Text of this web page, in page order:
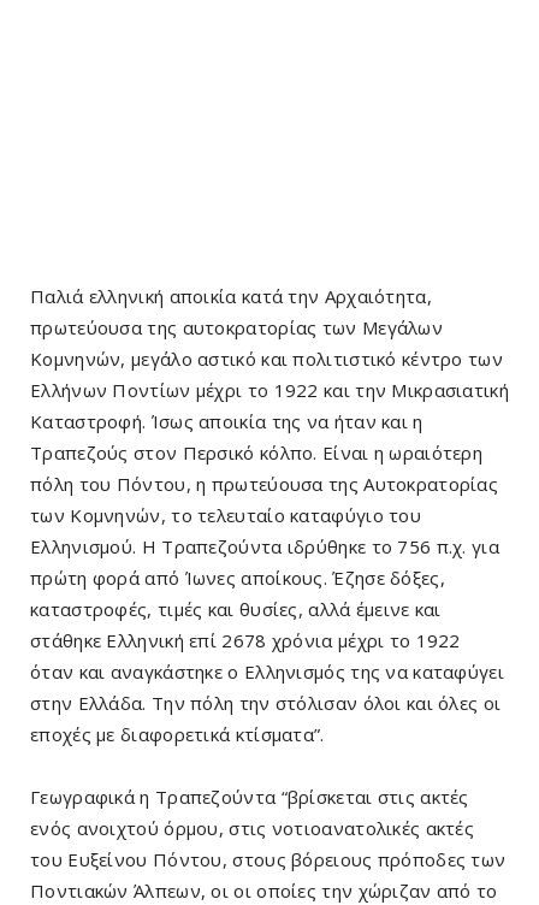
Παλιά ελληνική αποικία κατά την Αρχαιότητα,
πρωτεύουσα της αυτοκρατορίας των Μεγάλων
Κομνηνών, μεγάλο αστικό και πολιτιστικό κέντρο των
Ελλήνων Ποντίων μέχρι το 1922 και την Μικρασιατική
Καταστροφή. Ίσως αποικία της να ήταν και η
Τραπεζούς στον Περσικό κόλπο. Είναι η ωραιότερη
πόλη του Πόντου, η πρωτεύουσα της Αυτοκρατορίας
των Κομνηνών, το τελευταίο καταφύγιο του
Ελληνισμού. Η Τραπεζούντα ιδρύθηκε το 756 π.χ. για
πρώτη φορά από Ίωνες αποίκους. Έζησε δόξες,
καταστροφές, τιμές και θυσίες, αλλά έμεινε και
στάθηκε Ελληνική επί 2678 χρόνια μέχρι το 1922
όταν και αναγκάστηκε ο Ελληνισμός της να καταφύγει
στην Ελλάδα. Την πόλη την στόλισαν όλοι και όλες οι
εποχές με διαφορετικά κτίσματα”.
Γεωγραφικά η Τραπεζούντα “βρίσκεται στις ακτές
ενός ανοιχτού όρμου, στις νοτιοανατολικές ακτές
του Ευξείνου Πόντου, στους βόρειους πρόποδες των
Ποντιακών Άλπεων, οι οι οποίες την χώριζαν από το